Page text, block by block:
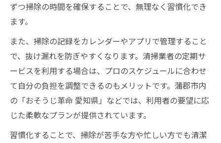
ずつ掃除の時間を確保することで、無理なく習慣化でき
ます。
また、掃除の記録をカレンダーやアプリで管理すること
で、抜け漏れを防ぎやすくなります。清掃業者の定期サ
ービスを利用する場合は、プロのスケジュールに合わせ
て自分の負担を調整できるのもメリットです。蒲郡市内
の「おそうじ革命 愛知県」などでは、利用者の要望に応
じた柔軟なプランが提供されています。
習慣化することで、掃除が苦手な方や忙しい方でも清潔